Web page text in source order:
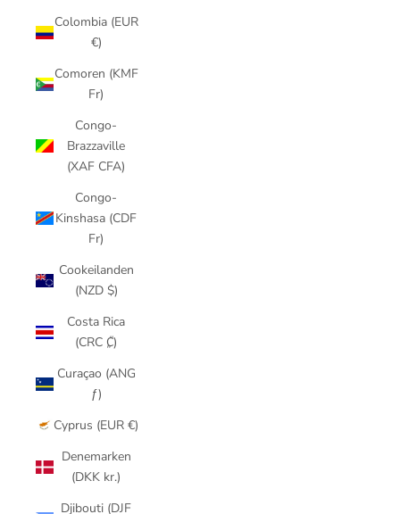
Colombia (EUR
€)
Comoren (KMF
Fr)
Congo-
Brazzaville
(XAF CFA)
Congo-
Kinshasa (CDF
Fr)
Cookeilanden
(NZD $)
Costa Rica
(CRC ₡)
Curaçao (ANG
ƒ)
Cyprus (EUR €)
Denemarken
(DKK kr.)
Djibouti (DJF